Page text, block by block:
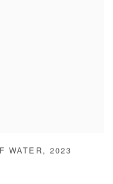
WATER , 2023